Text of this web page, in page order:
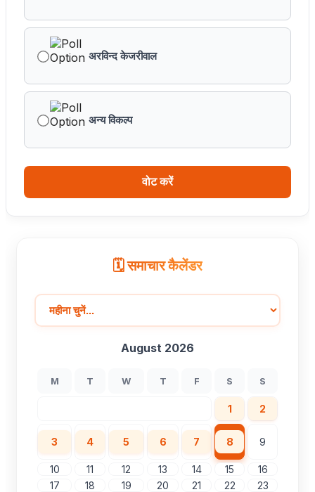
हथकरघा, हमारी समृद्धशाली सांस्कृतिक विरासत, कौशल और
आत्मनिर्भरता का सशक्त प्रतीक है : मुख्यमंत्री डॉ. यादव
बधाई
ब्रिक्स डेलीगेट्स का भोपाल के पर्यटन स्थलों ने मोहा मन
अरविन्द केजरीवाल
अन्य विकल्प
वोट करें
🗓️ समाचार कैलेंडर
August 2026
M T W T F S S
1 2
3 4 5 6 7 8 9
10 11 12 13 14 15
16
17
18 19 20 21 22
23